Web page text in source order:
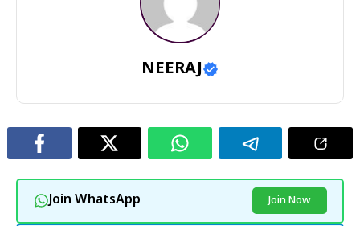
NEERAJ
Join WhatsApp Join Now